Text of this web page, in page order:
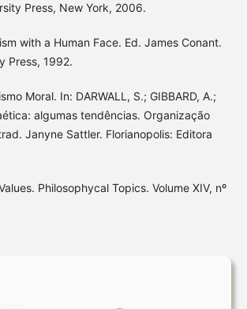
Press, New York, 2006.
with a Human Face. Ed. James Conant.
Press, 1992.
Moral. In: DARWALL, S.; GIBBARD, A.;
algumas tendências. Organização
Janyne Sattler. Florianopolis: Editora
Values. Philosophycal Topics. Volume XIV, nº